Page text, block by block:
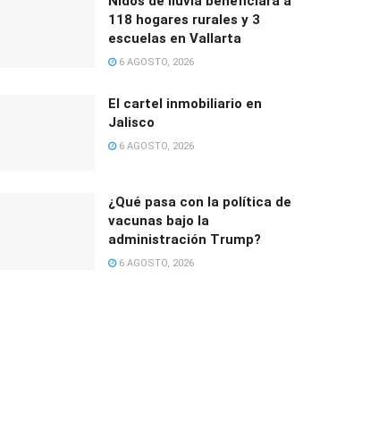
118 hogares rurales y 3
escuelas en Vallarta
6 AGOSTO, 2026
El cartel inmobiliario en
Jalisco
6 AGOSTO, 2026
¿Qué pasa con la política de
vacunas bajo la
administración Trump?
6 AGOSTO, 2026